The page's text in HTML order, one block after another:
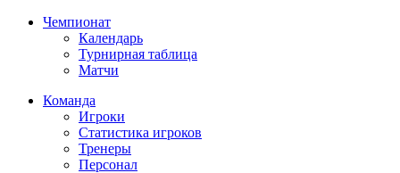
Чемпионат
Календарь
Турнирная таблица
Матчи
Команда
Игроки
Статистика игроков
Тренеры
Персонал